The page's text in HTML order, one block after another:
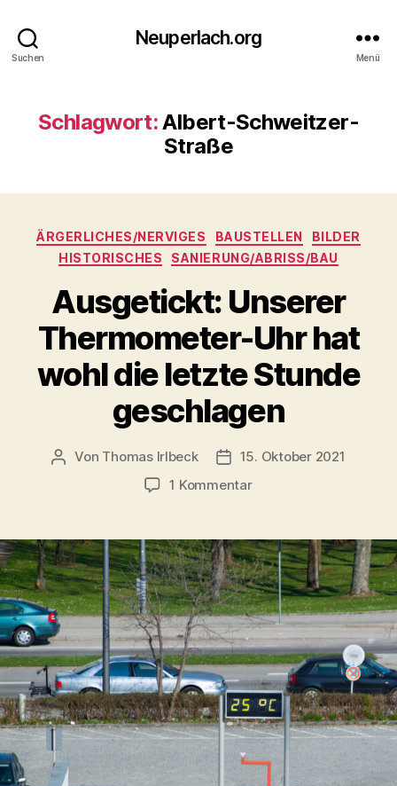
Suchen
Neuperlach.org
Menü
Schlagwort:Albert-Schweitzer-
Straße
Kategorien
ÄRGERLICHES/NERVIGES BAUSTELLEN
BILDER
HISTORISCHES
SANIERUNG/ABRISS/BAU
Ausgetickt: Unserer
Thermometer-Uhr hat
wohl die letzte Stunde
geschlagen
Beitragsautor
Von Thomas Irlbeck Veröffentlichungsdatum
15. Oktober 2021
1 Kommentarzu
Thermometer-
Uhr
hat
wohl
die
letzte
Stunde
geschlagen